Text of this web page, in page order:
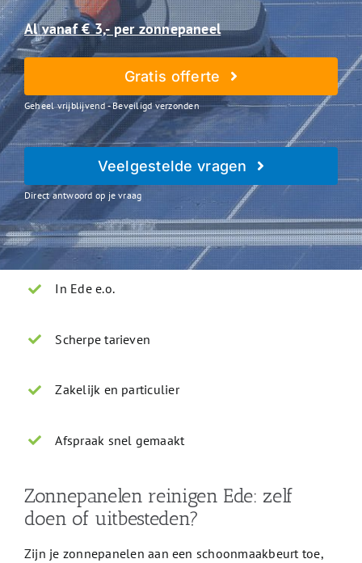
Al vanaf € 3,- per zonnepaneel
Gratis offerte
Geheel vrijblijvend - Beveiligd verzonden
Veelgestelde vragen
Direct antwoord op je vraag
In Ede e.o.
Scherpe tarieven
Zakelijk en particulier
Afspraak snel gemaakt
Zonnepanelen reinigen Ede: zelf
doen of uitbesteden?
Zijn je zonnepanelen aan een schoonmaakbeurt toe,